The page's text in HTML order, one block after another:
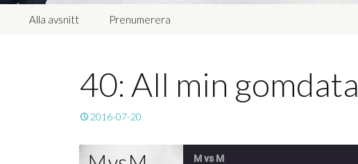
Alla avsnitt Prenumerera
40: All min gomdata
2016-07-20
M vs M